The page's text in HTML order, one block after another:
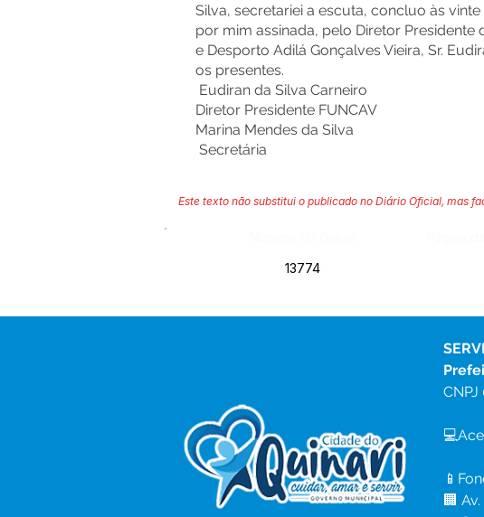
Silva, secretariei a escuta, concluo às
por mim assinada, pelo Diretor Presidente
e Desporto Adilá Gonçalves Vieira, Sr.
os presentes.
Eudiran da Silva Carneiro
Diretor Presidente FUNCAV
Marina Mendes da Silva
Secretária
Este texto não substitui o publicado no Diário Oficial, mas
13774
CNPJ
🏢